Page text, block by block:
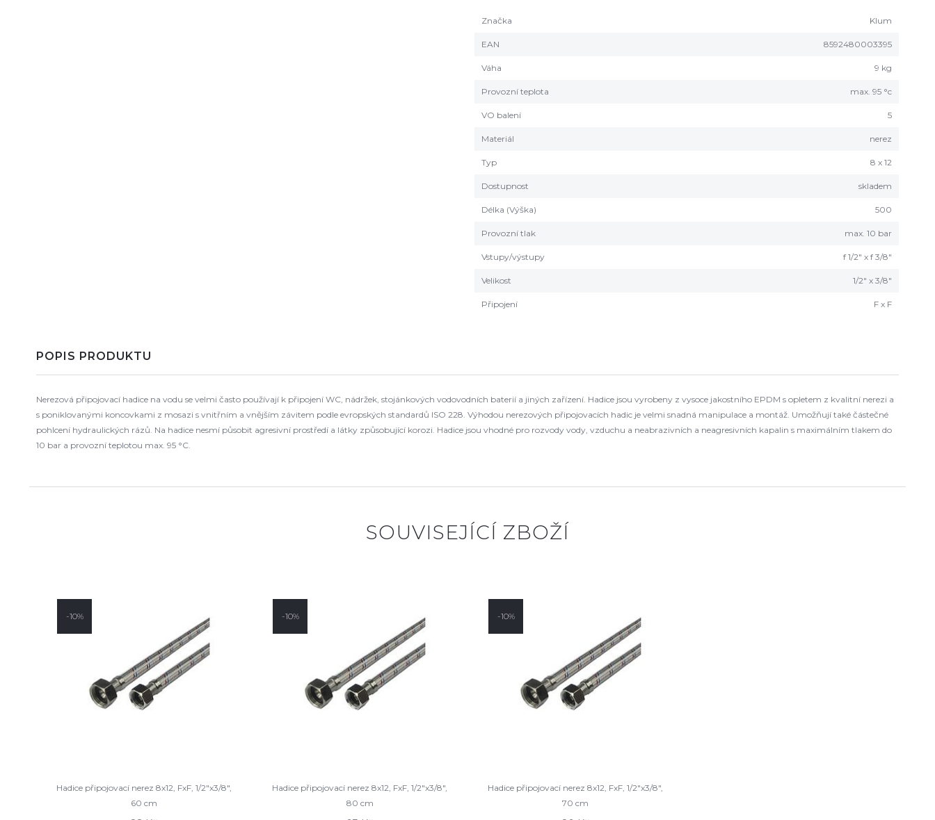
Značka Klum
EAN 8592480003395
Váha 9 kg
Provozní teplota max. 95 °c
VO balení 5
Materiál nerez
Typ 8 x 12
Dostupnost skladem
Délka (Výška) 500
Provozní tlak max. 10 bar
Vstupy/výstupy f 1/2" x f 3/8"
Velikost 1/2" x 3/8"
Připojení F x F
POPIS PRODUKTU
Nerezová připojovací hadice na vodu se velmi často používají k připojení WC, nádržek, stojánkových vodovodních baterií a jiných zařízení. Hadice jsou vyrobeny z vysoce jakostního EPDM s opletem z kvalitní nerezi a
s poniklovanými koncovkami z mosazi s vnitřním a vnějším závitem podle evropských standardů ISO 228. Výhodou nerezových připojovacích hadic je velmi snadná manipulace a montáž. Umožňují také částečné
pohlcení hydraulických rázů. Na hadice nesmí působit agresivní prostředí a látky způsobující korozi. Hadice jsou vhodné pro rozvody vody, vzduchu a neabrazivních a neagresivních kapalin s maximálním tlakem do
10 bar a provozní teplotou max. 95 °C.
SOUVISEJÍCÍ ZBOŽÍ
-10%
Hadice připojovací nerez 8x12, FxF, 1/2"x3/8",
60 cm
-10%
Hadice připojovací nerez 8x12, FxF, 1/2"x3/8",
80 cm
-10%
Hadice připojovací nerez 8x12, FxF, 1/2"x3/8",
70 cm